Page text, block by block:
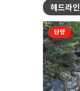
헤드라인
단양